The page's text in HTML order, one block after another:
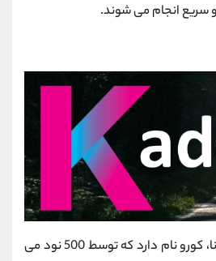
انجام می شوند.
پروتکل لایه 2 شبکه کادانا، کورو نام دارد که توسط 500 نود می